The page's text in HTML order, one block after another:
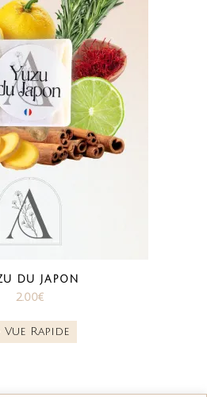
DU JAPON
2.00€
Vue Rapide